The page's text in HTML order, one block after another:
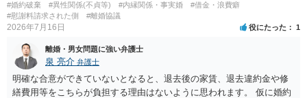
#婚約破棄 #異性関係(不貞等) #内縁関係・事実婚
#借金・浪費癖
#慰謝料請求された側
#離婚協議
2026年7月16日 役にたった 1
離婚・男女問題に強い弁護士
泉 亮介 弁護士
明確な合意ができていないとなると、退去後の家賃、退去違約金や修
繕費用等をこちらが負担する理由はないように思われます。 仮に婚約